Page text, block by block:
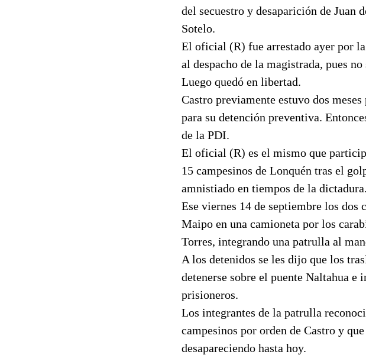
del secuestro y desaparición de Juan
Sotelo.
El oficial (R) fue arrestado ayer por
al despacho de la magistrada, pues
Luego quedó en libertad.
Castro previamente estuvo dos
para su detención preventiva.
de la PDI.
El oficial (R) es el mismo que
15 campesinos de Lonquén tras el
amnistiado en tiempos de la dictadura.
Ese viernes 14 de septiembre los dos
Maipo en una camioneta por los
Torres, integrando una patrulla al
A los detenidos se les dijo que los
detenerse sobre el puente Naltahua
prisioneros.
Los integrantes de la patrulla
campesinos por orden de Castro y
desapareciendo hasta hoy.